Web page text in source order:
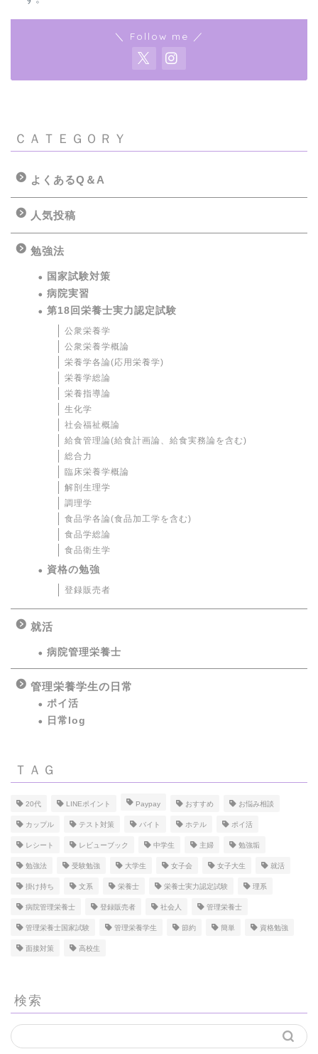
＼ Follow me ／
ＣＡＴＥＧＯＲＹ
よくあるQ＆A
人気投稿
勉強法
国家試験対策
病院実習
第18回栄養士実力認定試験
公衆栄養学
公衆栄養学概論
栄養学各論(応用栄養学)
栄養学総論
栄養指導論
生化学
社会福祉概論
給食管理論(給食計画論、給食実務論を含む)
総合力
臨床栄養学概論
解剖生理学
調理学
食品学各論(食品加工学を含む)
食品学総論
食品衛生学
資格の勉強
登録販売者
就活
病院管理栄養士
管理栄養学生の日常
ポイ活
日常log
ＴＡＧ
20代 LINEポイント Paypay おすすめ お悩み相談
カップル テスト対策 バイト ホテル ポイ活
レシート レビューブック 中学生 主婦 勉強垢
勉強法 受験勉強 大学生 女子会 女子大生 就活
掛け持ち 文系 栄養士 栄養士実力認定試験 理系
病院管理栄養士 登録販売者 社会人 管理栄養士
管理栄養士国家試験 管理栄養学生 節約 簡単 資格勉強
面接対策 高校生
検索